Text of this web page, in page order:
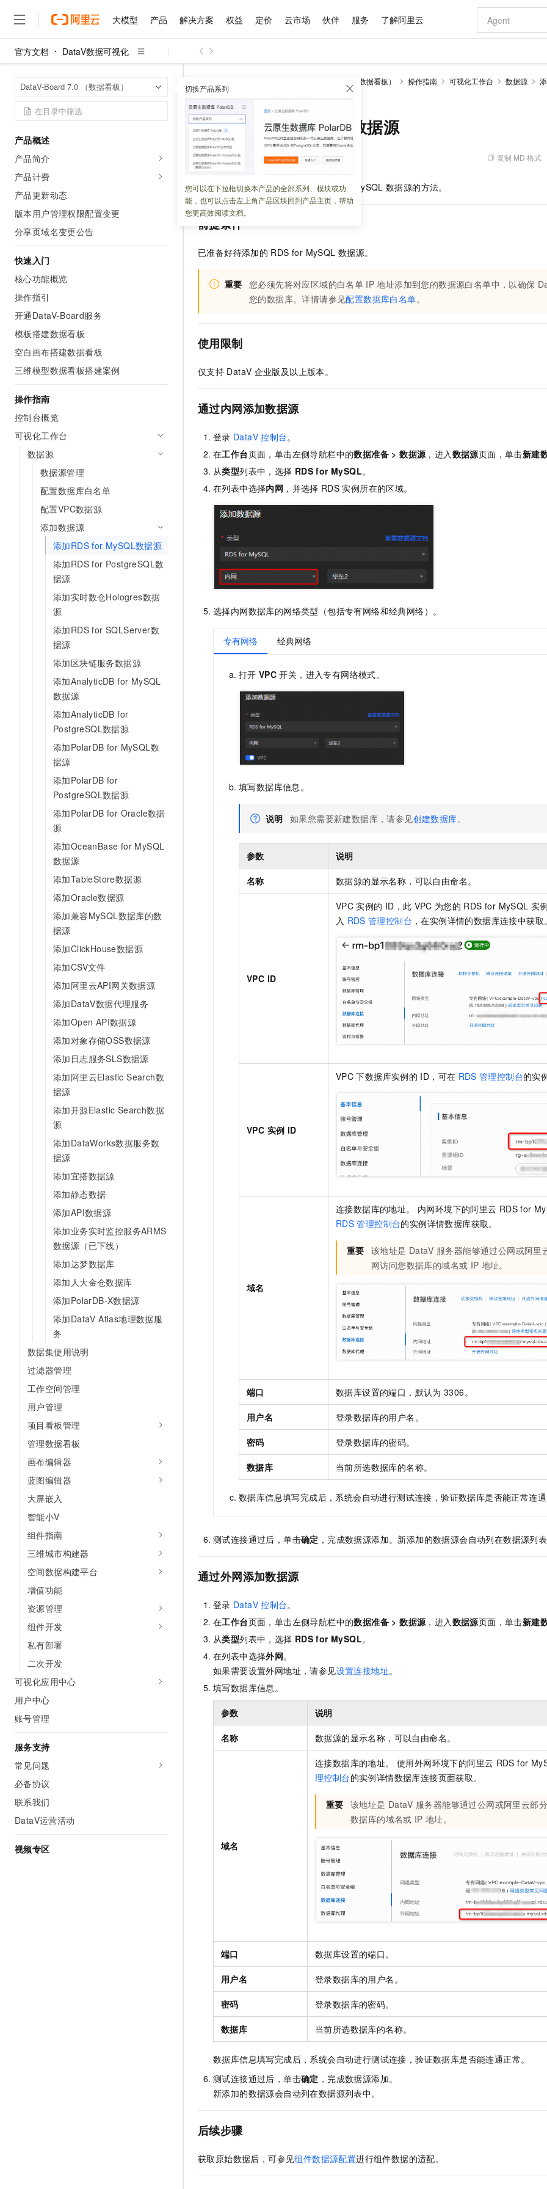
大模型 产品 解决方案 权益 定价 云市场 伙伴 服务 了解阿里云
官方文档 DataV数据可视化
DataV-Board 7.0 （数据看板） 切换产品系列
您可以在下拉框切换本产品的全部系列、模块或功
能，也可以点击左上角产品区块回到产品主页，帮助
您更高效阅读文档。
产品概述
产品简介
产品计费
产品更新动态
版本用户管理权限配置变更
分享页域名变更公告
快速入门
核心功能概览
操作指引
开通DataV-Board服务
模板搭建数据看板
空白画布搭建数据看板
三维模型数据看板搭建案例
操作指南
控制台概览
可视化工作台
数据源
数据源管理
配置数据库白名单
配置VPC数据源
添加数据源
添加RDS for MySQL数据源
添加RDS for PostgreSQL数
据源
添加实时数仓Hologres数据
源
添加RDS for SQLServer数
据源
添加区块链服务数据源
添加AnalyticDB for MySQL
数据源
添加AnalyticDB for
PostgreSQL数据源
添加PolarDB for MySQL数
据源
添加PolarDB for
PostgreSQL数据源
添加PolarDB for Oracle数据
源
添加OceanBase for MySQL
数据源
添加TableStore数据源
添加Oracle数据源
添加兼容MySQL数据库的数
据源
添加ClickHouse数据源
添加CSV文件
添加阿里云API网关数据源
添加DataV数据代理服务
添加Open API数据源
添加对象存储OSS数据源
添加日志服务SLS数据源
添加阿里云Elastic Search数
据源
添加开源Elastic Search数据
源
添加DataWorks数据服务数
据源
添加宜搭数据源
添加静态数据
添加API数据源
添加业务实时监控服务ARMS
数据源（已下线）
添加达梦数据库
添加人大金仓数据库
添加PolarDB-X数据源
添加DataV Atlas地理数据服
务
数据集使用说明
过滤器管理
工作空间管理
用户管理
项目看板管理
管理数据看板
画布编辑器
蓝图编辑器
大屏嵌入
智能小V
组件指南
三维城市构建器
空间数据构建平台
增值功能
资源管理
组件开发
私有部署
二次开发
可视化应用中心
用户中心
账号管理
服务支持
常见问题
必备协议
联系我们
DataV运营活动
视频专区
DataV-Board 7.0 （数据看板） 操作指南 可视化工作台 数据源
添加RDS for MySQL数据源
添加RDS for MySQL数据源
更新时间：2025-09-12 08:11:55 复制 MD 格式
本文为您介绍在 DataV 中添加 RDS for MySQL 数据源的方法。
前提条件
已准备好待添加的 RDS for MySQL 数据源。
重要 您必须先将对应区域的白名单 IP 地址添加到您的数据源白名单中，以确保
您的数据库。详情请参见配置数据库白名单。
使用限制
仅支持 DataV 企业版及以上版本。
通过内网添加数据源
登录 DataV 控制台。
在工作台页面，单击左侧导航栏中的数据准备 >数据源，进入数据源页面，单击新建
从类型列表中，选择 RDS for MySQL。
在列表中选择内网 ，并选择 RDS 实例所在的区域。
选择内网数据库的网络类型（包括专有网络和经典网络）。
专有网络 经典网络
打开 VPC 开关，进入专有网络模式。
填写数据库信息。
说明 如果您需要新建数据库，请参见创建数据库。
参数 说明
名称 数据源的显示名称，可以自由命名。
VPC ID
VPC 实例的 ID，此 VPC 为您的 RDS for MySQL 实
入 RDS 管理控制台 ，在实例详情的数据库连接中获取。
VPC 实例 ID
VPC 下数据库实例的 ID，可在 RDS 管理控制台的实
域名
连接数据库的地址。 内网环境下的阿里云 RDS for
RDS 管理控制台的实例详情数据库获取。
重要 该地址是 DataV 服务器能够通过公网或阿里
网访问您数据库的域名或 IP 地址。
端口 数据库设置的端口，默认为 3306。
用户名 登录数据库的用户名。
密码 登录数据库的密码。
数据库 当前所选数据库的名称。
数据库信息填写完成后，系统会自动进行测试连接，验证数据库是否能正常连通
测试连接通过后，单击确定 ，完成数据源添加。新添加的数据源会自动列在数据源列表
通过外网添加数据源
登录 DataV 控制台。
在工作台页面，单击左侧导航栏中的数据准备 >数据源，进入数据源页面，单击新建
从类型列表中，选择 RDS for MySQL。
在列表中选择外网。
如果需要设置外网地址，请参见设置连接地址。
填写数据库信息。
参数 说明
名称 数据源的显示名称，可以自由命名。
域名
连接数据库的地址。 使用外网环境下的阿里云 RDS for
理控制台的实例详情数据库连接页面获取。
重要 该地址是 DataV 服务器能够通过公网或阿里云部分
数据库的域名或 IP 地址。
端口 数据库设置的端口。
用户名 登录数据库的用户名。
密码 登录数据库的密码。
数据库 当前所选数据库的名称。
数据库信息填写完成后，系统会自动进行测试连接，验证数据库是否能连通正常。
测试连接通过后，单击确定 ，完成数据源添加。
新添加的数据源会自动列在数据源列表中。
后续步骤
获取原始数据后，可参见组件数据源配置进行组件数据的适配。
大模型
大模型
大模型
文本生成
Qwen3.8-Max HOT
智能体时代全能旗舰模型
Qwen3.7-Plus
视觉 Coding、空间感知、多模态思考等全面升级
Kimi-K3 NEW
Kimi 最新旗舰模型，长程编程与推理利器
1M上下文，专为长程任务能力而生
图片和
千问AI平台-Token Plan
个人版上线、团队版降价；千问3.8-Max首发发尝鲜
在线体验全尺寸、多种模态的模型效果
大模型解决方案
快速部署 Dify，高效搭建 AI 应用
10 分钟在聊天系统中增加一个 AI 助手
在企业官网、通讯软件中为客户提供 AI 客服
即刻拥有 DeepSeek-R1 满血版
产品
精选产品
人工智能与机器学习
容器
存储
网络与CDN
安全
中间件
数据库
企业服务与云通信
域名与网站
终端用户计算
Serverless
开发工具
迁移与运维管理
专有云
精选产品
大模型服务平台百炼
大模型服务与应用平台
千问大模型
多元化、高性能、安全可靠的大模型服务
无影云电脑
随时随地安全接入的云上超级电脑
云解析DNS
面向分析的企业级SaaS模式云数据仓库
域名与网站
对象存储 OSS
一站式AI开发、训练和推理服务
Qoder CN
提供一站式管理容器应用的 K8s 服务
解决方案
精选解决方案
AI
大数据
现代化应用
安全
网络
可观测
上云与迁云
企业出海
精选解决方案
睿译宝，AI翻译排版一步到位
上传文档即自动完成翻译和格式还原
GLM-5.2：长任务时代开源旗舰模型
真正可用的 1M 上下文,一次完成代码全链路开发
Hermes Agent，打造自进化智能体
自主进化，持久记忆，越用越聪明
快速拥有专属 OpenClaw
即刻拥有 DeepSeek-V4-Pro
轻松解锁专属 DeepSeek-V4-Pro
Claude Code + GStack 打造工程团队
权益 普惠上云
普惠上云 官方力荐
云服务器38元/年起，超值低价云产品抢先购
官方推荐返现计划
推荐新用户得奖励，单订单最高返9万
云工开物
高校专属算力普惠，学生认证享300元代金券
免费试用
最高领取价值200元试用点，立即开启云上创新
AI 产品 免费试用
1亿+ 大模型 tokens 和 30+ 款产品免费体验
助力企业全员 AI 认知与能力提升
AI 特惠
智启 AI 普惠权益
阿里云 OPC 创新助力计划
至高百万元 Token 补贴，加速一人公司成长
Qwen3.8-Max 首发尝鲜，限时加量 10 倍，夜间低至2折
千问办公，限时限量积分加倍
送.CN域名，送备案服务码
Night Plan 支持 Qwen 3.8-Max NEW
夜间 5 折，Qwen/Meoo/TokenPlan 客户专享
AI 场景体
AI 办公
定价 产品定价
了解云产品的定价详情
云上成本管理
管理和优化成本
价格计算器
自助选配和估算价格
价格优势
推动算力普惠，释放技术红利
配置报价
云市场 精选商城
网站建设
多端小程序
Salesforce 国际版订阅
友盟天域
观测云
Tuya 物联网平台阿里云版
蓝凌 OA
电子合同
畅捷通
Tableau 订阅
AI空中课堂在线直播课堂（旗舰版）
生态解决方案
行业生态解决方案
AI 开发和 AI 应用解决方案
数据与 API
数据集
身份实名认证
短信
OCR 文字识别
发票查验
快递物流查询
企业应用
基础软件
Docker
Red Hat
APP 开发
伙伴 成为销售伙伴
分销伙伴
咨询伙伴
销售伙伴合作计划
Salesforce On Alibaba Cloud
Consulting Partner 合作计划
AI 大模型销售与服务生态合作计划
成为产品伙伴
产品生态集成认证中心
产品生态伙伴工作台
产品伙伴
数据库合作
服务 售前咨询
在线服务
售后服务
自助服务
工单服务
短信专区
企业增值服务
企业支持计划
企业增值服务台
服务实践
阿里云认证
了解阿里云 为什么选择阿里云
什么是云计算
技术领先
稳定可靠
安全合规
分析师报告
研究报告与白皮书
云开发大赛
最佳实践
云上春晚
云栖战略参考
云上的中国
看见新力量
金融模力时刻
市场活动
活动全景
云工开物